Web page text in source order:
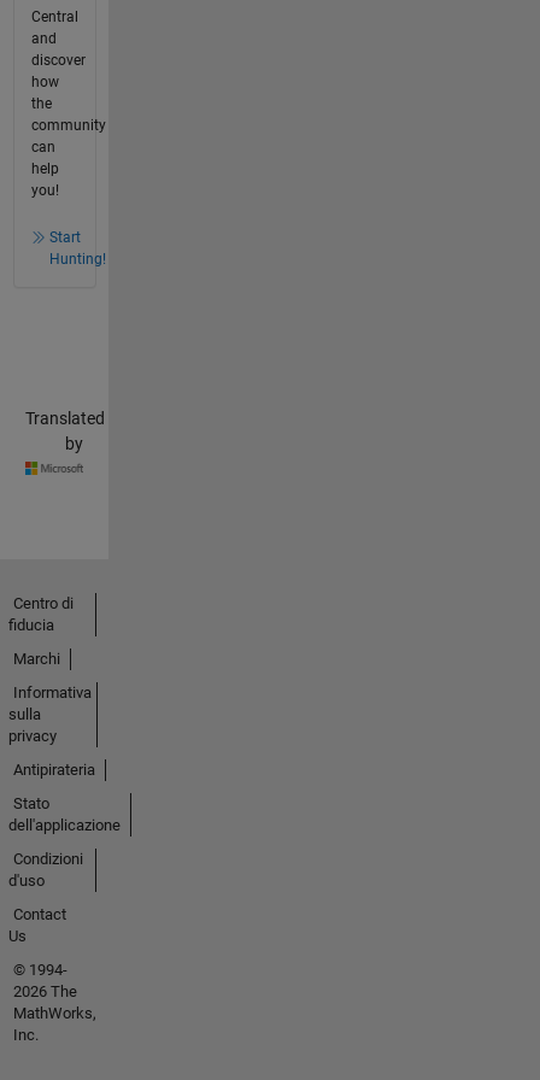
Central
and
discover
how
the
community
can
help
you!
Start
Hunting!
Translated
by
Centro di
fiducia
Marchi
Informativa
sulla
privacy
Antipirateria
Stato
dell'applicazione
Condizioni
d'uso
Contact
Us
© 1994-
2026 The
MathWorks,
Inc.